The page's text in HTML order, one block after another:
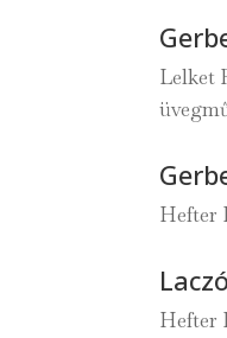
Lelket
Hefter
Hefter